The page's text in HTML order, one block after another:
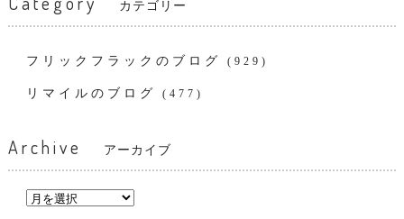
カテゴリー
フリックフラックのブログ (929)
リマイルのブログ (477)
Archive アーカイブ